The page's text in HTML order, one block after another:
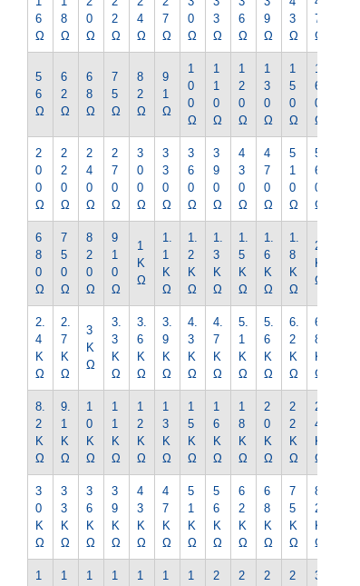
6
Ω
8
Ω
0
Ω
2
Ω
4
Ω
7
Ω
0
Ω
3
Ω
6
Ω
9
Ω
3
Ω
7
Ω
5
6
Ω
6
2
Ω
6
8
Ω
7
5
Ω
8
2
Ω
9
1
Ω
1
0
0
Ω
1
1
0
Ω
1
2
0
Ω
1
3
0
Ω
1
5
0
Ω
1
6
0
Ω
2
0
0
Ω
2
2
0
Ω
2
4
0
Ω
2
7
0
Ω
3
0
0
Ω
3
3
0
Ω
3
6
0
Ω
3
9
0
Ω
4
3
0
Ω
4
7
0
Ω
5
1
0
Ω
5
6
0
Ω
6
8
0
Ω
7
5
0
Ω
8
2
0
Ω
9
1
0
Ω
1
K
Ω
1.
1
K
Ω
1.
2
K
Ω
1.
3
K
Ω
1.
5
K
Ω
1.
6
K
Ω
1.
8
K
Ω
2
K
Ω
2.
4
K
Ω
2.
7
K
Ω
3
K
Ω
3.
3
K
Ω
3.
6
K
Ω
3.
9
K
Ω
4.
3
K
Ω
4.
7
K
Ω
5.
1
K
Ω
5.
6
K
Ω
6.
2
K
Ω
6.
8
K
Ω
8.
2
K
Ω
9.
1
K
Ω
1
0
K
Ω
1
1
K
Ω
1
2
K
Ω
1
3
K
Ω
1
5
K
Ω
1
6
K
Ω
1
8
K
Ω
2
0
K
Ω
2
2
K
Ω
2
4
K
Ω
3
0
K
Ω
3
3
K
Ω
3
6
K
Ω
3
9
K
Ω
4
3
K
Ω
4
7
K
Ω
5
1
K
Ω
5
6
K
Ω
6
2
K
Ω
6
8
K
Ω
7
5
K
Ω
8
2
K
Ω
1
1
1
1
1
1
1
2
2
2
2
3